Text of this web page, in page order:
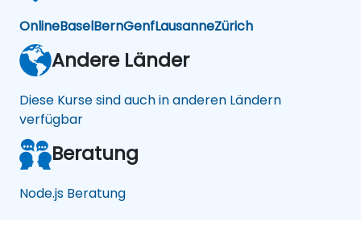
OnlineBaselBernGenfLausanneZürich
Andere Länder
Diese Kurse sind auch in anderen Ländern
verfügbar
Beratung
Node.js Beratung